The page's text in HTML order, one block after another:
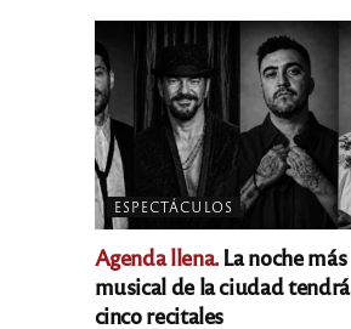
ESPECTÁCULOS
Agenda llena.La noche más
musical de la ciudad tendrá
cinco recitales